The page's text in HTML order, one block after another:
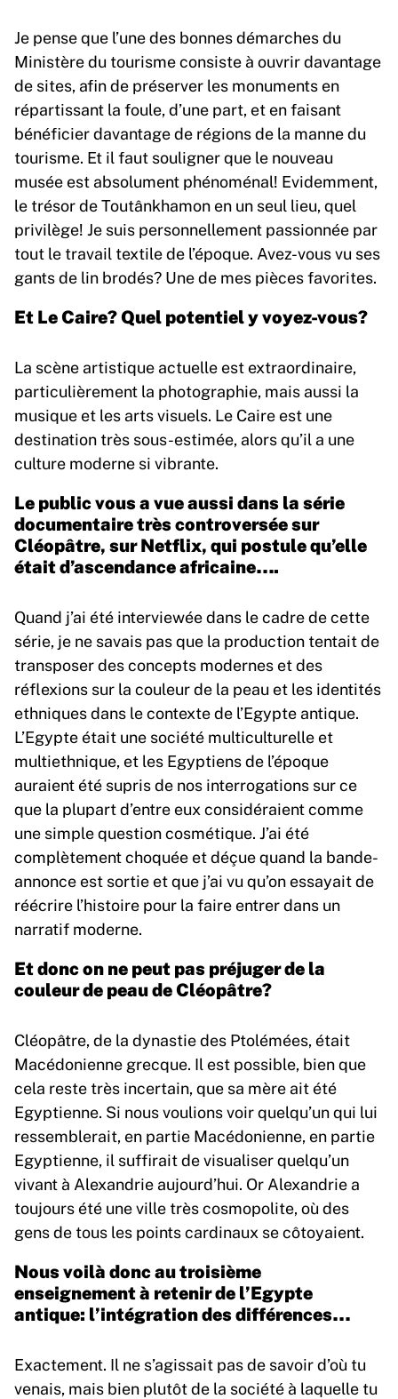
Je pense que l’une des bonnes démarches du
Ministère du tourisme consiste à ouvrir davantage
de sites, afin de préserver les monuments en
répartissant la foule, d’une part, et en faisant
bénéficier davantage de régions de la manne du
tourisme. Et il faut souligner que le nouveau
musée est absolument phénoménal! Evidemment,
le trésor de Toutânkhamon en un seul lieu, quel
privilège! Je suis personnellement passionnée par
tout le travail textile de l’époque. Avez-vous vu ses
gants de lin brodés? Une de mes pièces favorites.
Et Le Caire? Quel potentiel y voyez-vous?
La scène artistique actuelle est extraordinaire,
particulièrement la photographie, mais aussi la
musique et les arts visuels. Le Caire est une
destination très sous-estimée, alors qu’il a une
culture moderne si vibrante.
Le public vous a vue aussi dans la série
documentaire très controversée sur
Cléopâtre, sur Netflix, qui postule qu’elle
était d’ascendance africaine….
Quand j’ai été interviewée dans le cadre de cette
série, je ne savais pas que la production tentait de
transposer des concepts modernes et des
réflexions sur la couleur de la peau et les identités
ethniques dans le contexte de l’Egypte antique.
L’Egypte était une société multiculturelle et
multiethnique, et les Egyptiens de l’époque
auraient été supris de nos interrogations sur ce
que la plupart d’entre eux considéraient comme
une simple question cosmétique. J’ai été
complètement choquée et déçue quand la bande-
annonce est sortie et que j’ai vu qu’on essayait de
réécrire l’histoire pour la faire entrer dans un
narratif moderne.
Et donc on ne peut pas préjuger de la
couleur de peau de Cléopâtre?
Cléopâtre, de la dynastie des Ptolémées, était
Macédonienne grecque. Il est possible, bien que
cela reste très incertain, que sa mère ait été
Egyptienne. Si nous voulions voir quelqu’un qui lui
ressemblerait, en partie Macédonienne, en partie
Egyptienne, il suffirait de visualiser quelqu’un
vivant à Alexandrie aujourd’hui. Or Alexandrie a
toujours été une ville très cosmopolite, où des
gens de tous les points cardinaux se côtoyaient.
Nous voilà donc au troisième
enseignement à retenir de l’Egypte
antique: l’intégration des différences…
Exactement. Il ne s’agissait pas de savoir d’où tu
venais, mais bien plutôt de la société à laquelle tu